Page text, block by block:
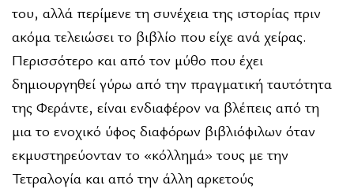
του, αλλά περίμενε τη συνέχεια της ιστορίας πριν
ακόμα τελειώσει το βιβλίο που είχε ανά χείρας.
Περισσότερο και από τον μύθο που έχει
δημιουργηθεί γύρω από την πραγματική ταυτότητα
της Φεράντε, είναι ενδιαφέρον να βλέπεις από τη
μια το ενοχικό ύφος διαφόρων βιβλιόφιλων όταν
εκμυστηρεύονταν το «κόλλημά» τους με την
Τετραλογία και από την άλλη αρκετούς